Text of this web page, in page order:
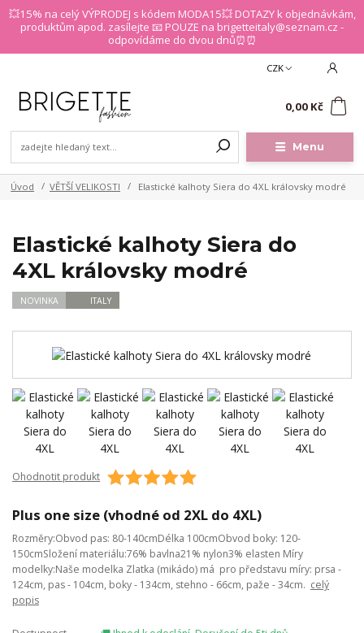
💥15% na celý VÝPRODEJ s kódem MODA15💥 DOTAZY k objednávkám,
produktům apod. zasílejte 📧 POUZE na brigetteitaly@seznam.cz -
odpovídáme do dvou dnů⏰⏰
Menu
CZK
0,00 Kč
Úvod VĚTŠÍ VELIKOSTI Elastické kalhoty Siera do 4XL královsky modré
Elastické kalhoty Siera do
4XL královsky modré
NOVINKA ITALY
Ohodnotit produkt
Plus one size (vhodné od 2XL do 4XL)
Rozměry:Obvod pas: 80-140cmDélka 100cmObvod boky: 120-
150cmSložení materiálu:76% bavlna21% nylon3% elasten Míry
modelky:Naše modelka Zlatka (mikádo) má pro představu míry: prsa -
124cm, pas - 104cm, boky - 134cm, stehno - 66cm, paže - 34cm. celý
popis